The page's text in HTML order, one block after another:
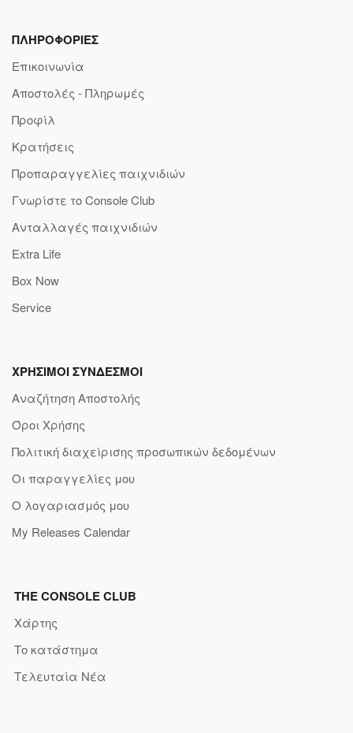
ΠΛΗΡΟΦΟΡΙΕΣ
Επικοινωνία
Αποστολές - Πληρωμές
Προφίλ
Κρατήσεις
Προπαραγγελίες παιχνιδιών
Γνωρίστε το Console Club
Ανταλλαγές παιχνιδιών
Extra Life
Box Now
Service
ΧΡΗΣΙΜΟΙ ΣΥΝΔΕΣΜΟΙ
Αναζήτηση Αποστολής
Όροι Χρήσης
Πολιτική διαχείρισης προσωπικών δεδομένων
Οι παραγγελίες μου
Ο λογαριασμός μου
My Releases Calendar
THE CONSOLE CLUB
Χάρτης
Το κατάστημα
Τελευταία Νέα